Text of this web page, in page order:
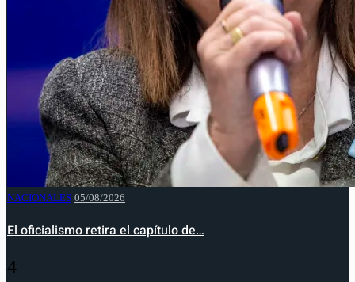
NACIONALES 05/08/2026
El oficialismo retira el capítulo de…
4